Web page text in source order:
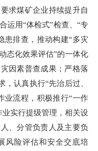
求煤矿企业持续提升自
运用“体检式”检查、“专
患排查，推动构建“多灾
态化效果评估”的一体化
因素普查成果；严格落
，认真执行“先治后过、
业流程，积极推行“一作
实行提级管理，相关设
、分管负责人及主要负
风险评估和安全交底培